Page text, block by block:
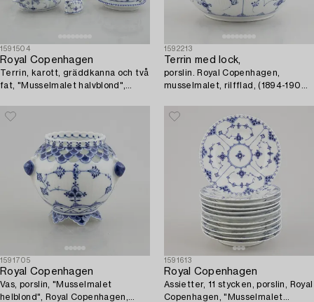
1591504
Royal Copenhagen
Terrin, karott, gräddkanna och två
fat, "Musselmalet halvblond",
1592213
Terrin med lock,
porslin. Royal Copenhagen,
musselmalet, rilfflad, (1894-1900).
1591705
Royal Copenhagen
Vas, porslin, "Musselmalet
helblond", Royal Copenhagen,
1591613
Royal Copenhagen
Assietter, 11 stycken, porslin, Royal
Copenhagen, "Musselmalet